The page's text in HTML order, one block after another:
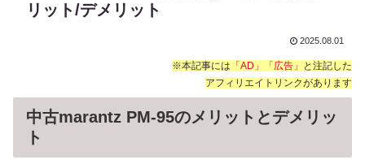
リット/デメリット
2025.08.01
※本記事には 「AD」「広告」
と注記した
アフィリエイトリンクがあります
中古marantz PM-95のメリットとデメリッ
ト